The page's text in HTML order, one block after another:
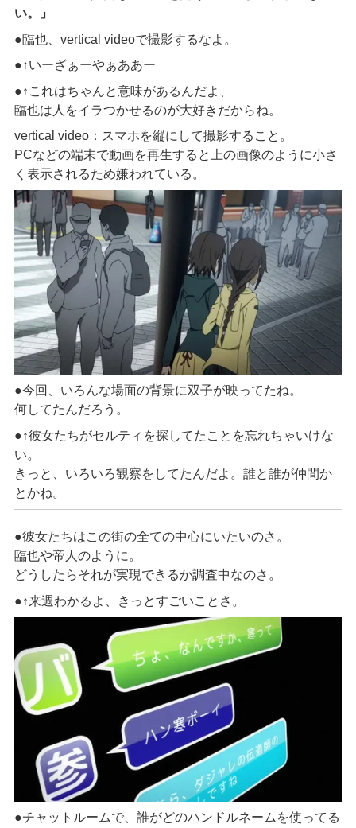
い。
」
●臨也、 vertical videoで撮影するなよ。
●↑いーざぁーやぁああー
●↑ これはちゃんと意味があるんだよ、
臨也は人をイラつかせるのが大好きだからね。
vertical video：スマホを縦にして撮影すること。
PCなどの端末で動画を再生すると上の画像のように小さ
く表示されるため嫌われている。
●今回、いろんな場面の背景に双子が映ってたね。
何してたんだろう。
●↑彼女たちがセルティを探してたことを忘れちゃいけな
い。
きっと、いろいろ観察をしてたんだよ。誰と誰が仲間か
とかね。
●彼女たちはこの街の全ての中心にいたいのさ。
臨也や帝人のように。
どうしたらそれが実現できるか調査中なのさ。
●↑来週わかるよ、きっとすごいことさ。
●チャットルームで、誰がどのハンドルネームを使ってる